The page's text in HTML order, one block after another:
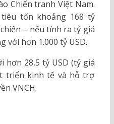
Chiến tranh Việt Nam.
tốn khoảng 168 tỷ
– nếu tính ra tỷ giá
với hơn 1.000 tỷ USD.
hơn 28,5 tỷ USD (tỷ giá
triển kinh tế và hỗ trợ
VNCH.